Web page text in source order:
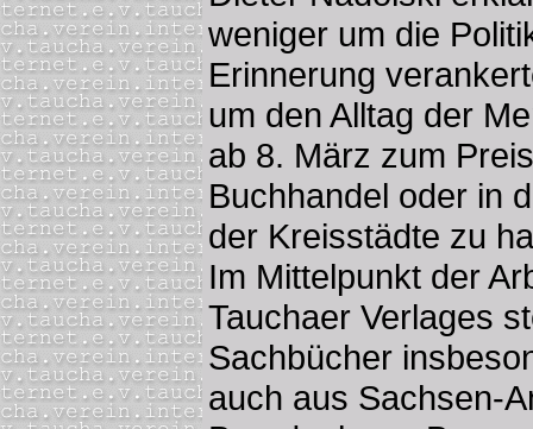
weniger um die
Erinnerung
um den Alltag der
ab 8. März zum
Buchhandel oder in
der Kreisstädte zu
Im Mittelpunkt der
Tauchaer Verlages
Sachbücher
auch aus Sachsen-